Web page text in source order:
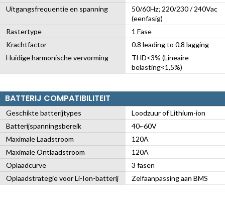
Uitgangsfrequentie en spanning
50/60Hz; 220/230 / 240Vac
(eenfasig)
Rastertype
1 Fase
Krachtfactor
0.8 leading to 0.8 lagging
Huidige harmonische vervorming
THD<3% (Lineaire
belasting<1,5%)
BATTERIJ COMPATIBILITEIT
Geschikte batterijtypes
Loodzuur of Lithium-ion
Batterijspanningsbereik
40~60V
Maximale Laadstroom
120A
Maximale Ontlaadstroom
120A
Oplaadcurve
3 fasen
Oplaadstrategie voor Li-Ion-batterij
Zelfaanpassing aan BMS